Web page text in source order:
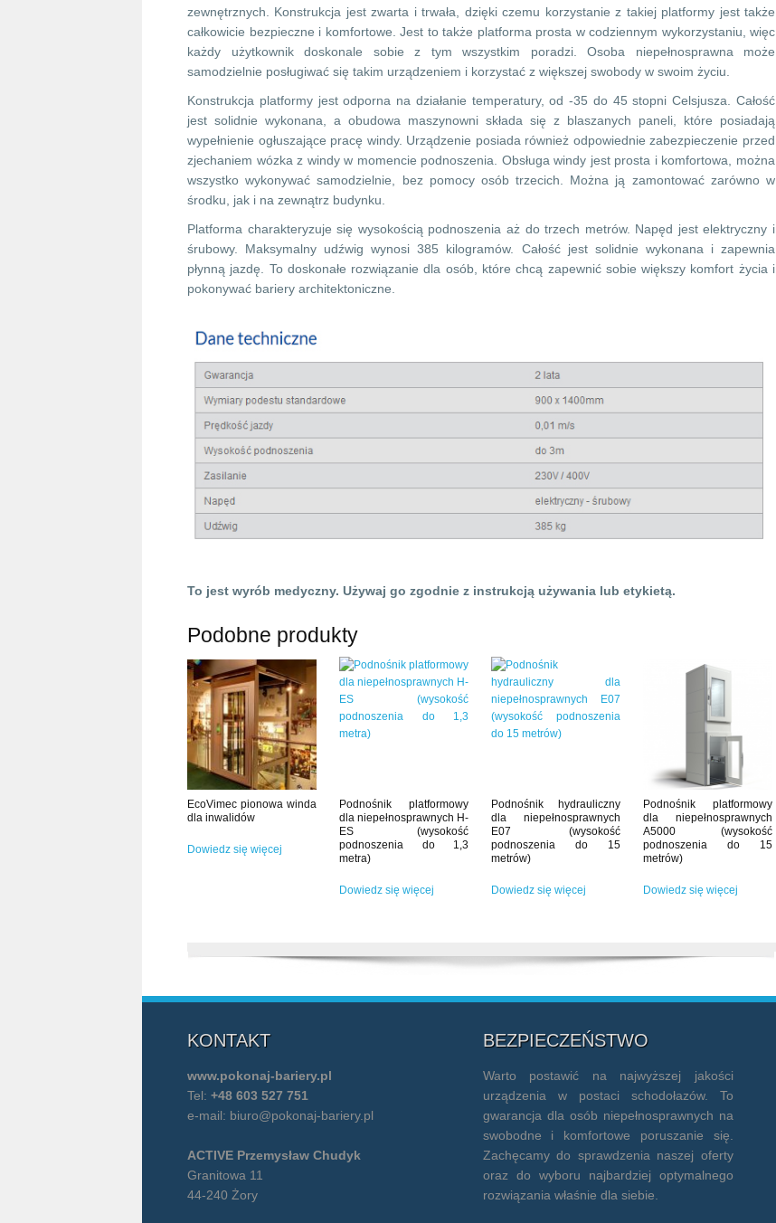
zewnętrznych. Konstrukcja jest zwarta i trwała, dzięki czemu korzystanie z takiej platformy jest także
całkowicie bezpieczne i komfortowe. Jest to także platforma prosta w codziennym wykorzystaniu, więc
każdy użytkownik doskonale sobie z tym wszystkim poradzi. Osoba niepełnosprawna może
samodzielnie posługiwać się takim urządzeniem i korzystać z większej swobody w swoim życiu.
Konstrukcja platformy jest odporna na działanie temperatury, od -35 do 45 stopni Celsjusza. Całość
jest solidnie wykonana, a obudowa maszynowni składa się z blaszanych paneli, które posiadają
wypełnienie ogłuszające pracę windy. Urządzenie posiada również odpowiednie zabezpieczenie przed
zjechaniem wózka z windy w momencie podnoszenia. Obsługa windy jest prosta i komfortowa, można
wszystko wykonywać samodzielnie, bez pomocy osób trzecich. Można ją zamontować zarówno w
środku, jak i na zewnątrz budynku.
Platforma charakteryzuje się wysokością podnoszenia aż do trzech metrów. Napęd jest elektryczny i
śrubowy. Maksymalny udźwig wynosi 385 kilogramów. Całość jest solidnie wykonana i zapewnia
płynną jazdę. To doskonałe rozwiązanie dla osób, które chcą zapewnić sobie większy komfort życia i
pokonywać bariery architektoniczne.
To jest wyrób medyczny. Używaj go zgodnie z instrukcją używania lub etykietą.
Podobne produkty
EcoVimec pionowa winda
dla inwalidów
Dowiedz się więcej
Podnośnik platformowy
dla niepełnosprawnych H-
ES (wysokość
podnoszenia do 1,3
metra)
Dowiedz się więcej
Podnośnik hydrauliczny
dla niepełnosprawnych
E07 (wysokość
podnoszenia do 15
metrów)
Dowiedz się więcej
Podnośnik platformowy
dla niepełnosprawnych
A5000 (wysokość
podnoszenia do 15
metrów)
Dowiedz się więcej
KONTAKT
www.pokonaj-bariery.pl
Tel: +48 603 527 751
e-mail: biuro@pokonaj-bariery.pl
ACTIVE Przemysław Chudyk
Granitowa 11
44-240 Żory
BEZPIECZEŃSTWO
Warto postawić na najwyższej jakości
urządzenia w postaci schodołazów. To
gwarancja dla osób niepełnosprawnych na
swobodne i komfortowe poruszanie się.
Zachęcamy do sprawdzenia naszej oferty
oraz do wyboru najbardziej optymalnego
rozwiązania właśnie dla siebie.